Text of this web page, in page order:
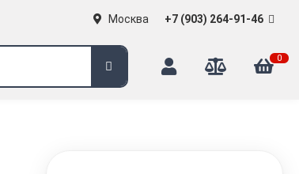
Москва +7 (903) 264-91-46
0